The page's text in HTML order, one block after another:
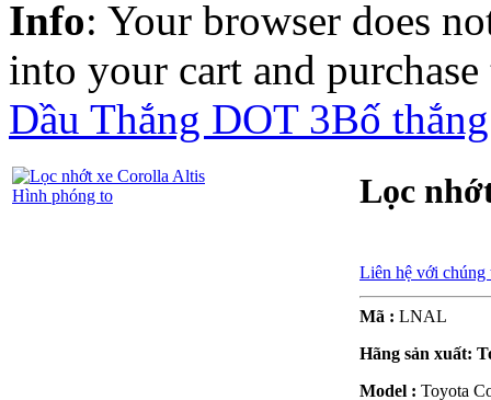
Info: Your browser does
into your cart and
Dầu Thắng DOT 3Bố
Hình phóng to Lọc
Liên hệ với chúng
Mã : LNAL
Hãng sản xuất:
Model : Toyota